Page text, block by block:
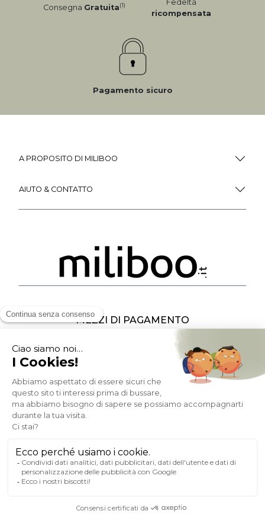
un servizio unico!
ConsegnaGratuita (1)
Fedeltà
ricompensata
Pagamento sicuro
A PROPOSITO DI MILIBOO
AIUTO & CONTATTO